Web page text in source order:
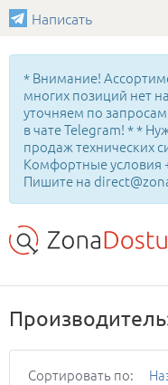
Написать
* Внимание!
многих позиций нет
уточняем по
в чате Telegram! * *
продаж технических
Комфортные условия
Пишите на
Сортировать по: